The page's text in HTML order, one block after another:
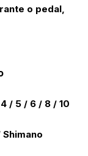
o pedal,
/ 5 / 6 / 8 / 10